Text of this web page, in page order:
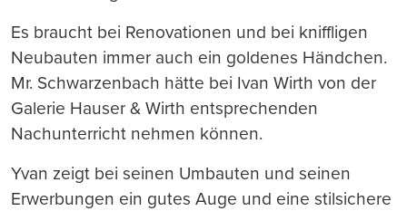
Es braucht bei Renovationen und bei kniffligen
Neubauten immer auch ein goldenes Händchen.
Mr. Schwarzenbach hätte bei Ivan Wirth von der
Galerie Hauser & Wirth entsprechenden
Nachunterricht nehmen können.
Yvan zeigt bei seinen Umbauten und seinen
Erwerbungen ein gutes Auge und eine stilsichere